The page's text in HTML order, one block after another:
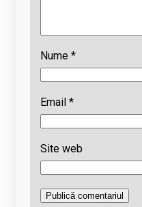
Nume *
Email *
Site web